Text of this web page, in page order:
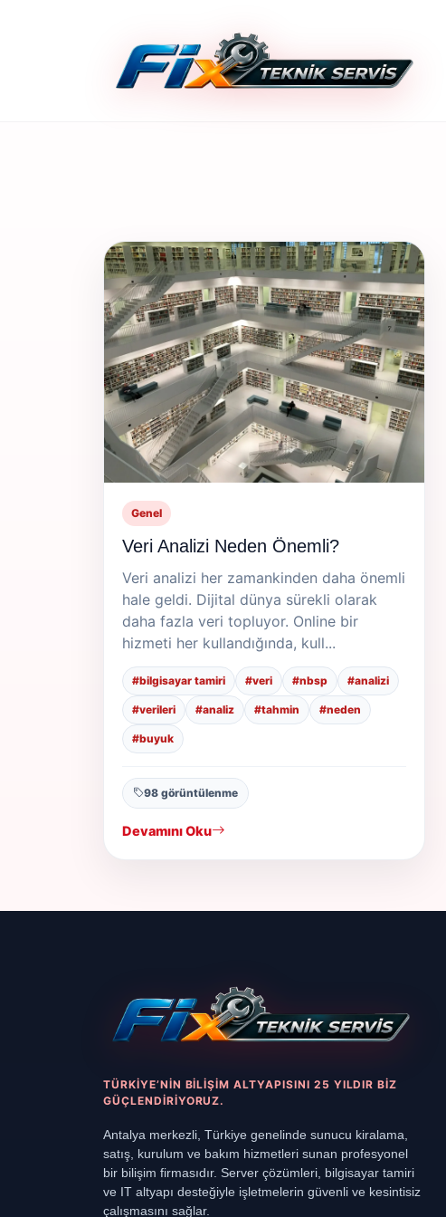
Genel
Veri Analizi Neden Önemli?
Veri analizi her zamankinden daha önemli
hale geldi. Dijital dünya sürekli olarak
daha fazla veri topluyor. Online bir
hizmeti her kullandığında, kull...
#bilgisayar tamiri #veri #nbsp #analizi
#verileri #analiz #tahmin #neden
#buyuk
98 görüntülenme
Devamını Oku
TÜRKIYE’NIN BILIŞIM ALTYAPISINI 25 YILDIR BIZ
GÜÇLENDIRIYORUZ.
Antalya merkezli, Türkiye genelinde sunucu kiralama,
satış, kurulum ve bakım hizmetleri sunan profesyonel
bir bilişim firmasıdır. Server çözümleri, bilgisayar tamiri
ve IT altyapı desteğiyle işletmelerin güvenli ve kesintisiz
çalışmasını sağlar.